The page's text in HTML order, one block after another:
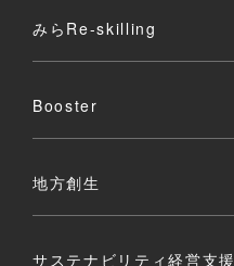
みらRe-skilling
Booster
地方創生
サステナビリティ経営支援